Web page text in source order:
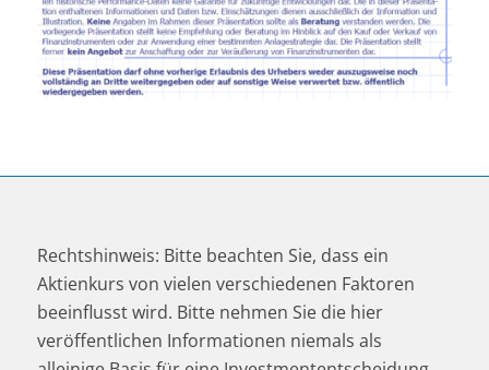
Rechtshinweis: Bitte beachten Sie, dass ein
Aktienkurs von vielen verschiedenen Faktoren
beeinflusst wird. Bitte nehmen Sie die hier
veröffentlichen Informationen niemals als